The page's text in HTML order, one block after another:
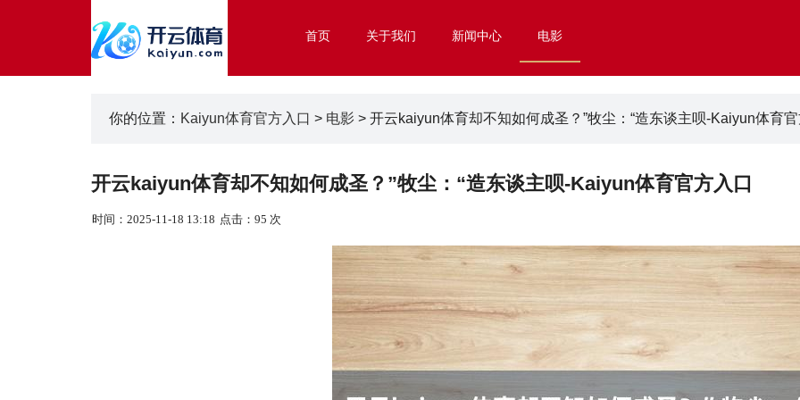
首页 关于我们 新闻中心 电影
你的位置： Kaiyun体育官方入口 > 电影 > 开云kaiyun体育却不知如何成圣？”牧尘：“造东谈主呗-Kaiyun体育
开云kaiyun体育却不知如何成圣？”牧尘：“造东谈主呗-Kaiyun体育官方入口
时间：2025-11-18 13:18 点击：95 次